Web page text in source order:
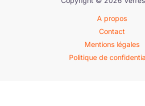
A propos
Contact
Mentions légales
Politique de